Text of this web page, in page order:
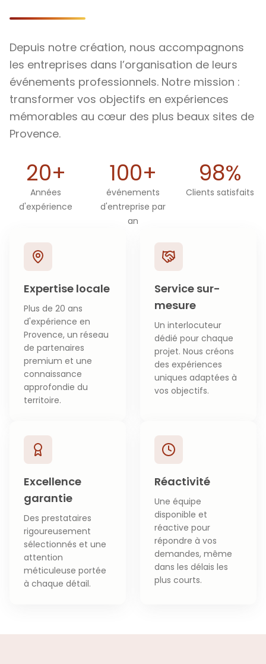
Depuis notre création, nous accompagnons
les entreprises dans l’organisation de leurs
événements professionnels. Notre mission :
transformer vos objectifs en expériences
mémorables au cœur des plus beaux sites de
Provence.
20+
Années
d'expérience
100+
événements
d'entreprise par
an
98%
Clients satisfaits
Expertise locale
Plus de 20 ans
d'expérience en
Provence, un réseau
de partenaires
premium et une
connaissance
approfondie du
territoire.
Service sur-
mesure
Un interlocuteur
dédié pour chaque
projet. Nous créons
des expériences
uniques adaptées à
vos objectifs.
Excellence
garantie
Des prestataires
rigoureusement
sélectionnés et une
attention
méticuleuse portée
à chaque détail.
Réactivité
Une équipe
disponible et
réactive pour
répondre à vos
demandes, même
dans les délais les
plus courts.